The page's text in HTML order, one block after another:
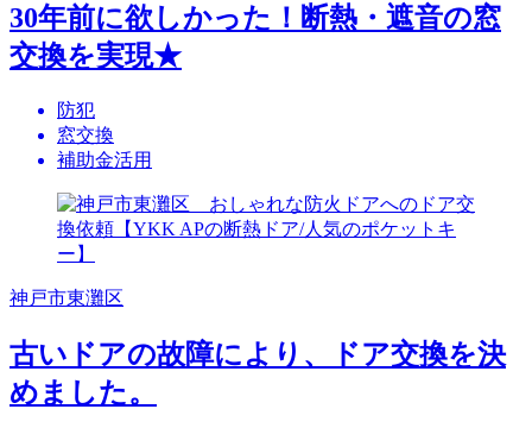
30年前に欲しかった！断熱・遮音の窓
交換を実現★
防犯
窓交換
補助金活用
神戸市東灘区
古いドアの故障により、ドア交換を決
めました。